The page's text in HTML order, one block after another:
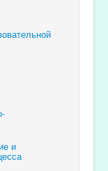
и